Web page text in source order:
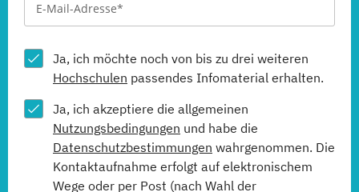
Ja, ich möchte noch von bis zu drei weiteren
Hochschulen passendes Infomaterial erhalten.
Ja, ich akzeptiere die allgemeinen
Nutzungsbedingungen und habe die
Datenschutzbestimmungen wahrgenommen. Die
Kontaktaufnahme erfolgt auf elektronischem
Wege oder per Post (nach Wahl der